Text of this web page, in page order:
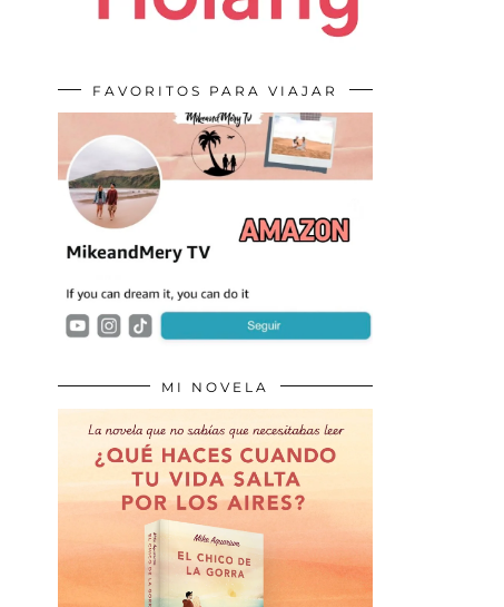
FAVORITOS PARA VIAJAR
MI NOVELA